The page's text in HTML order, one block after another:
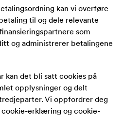
kan vi overføre
til og dele relevante
som
og administrerer betalingene
kan det bli satt cookies på
opplysninger og delt
Vi oppfordrer deg
cookie-erklæring og cookie-